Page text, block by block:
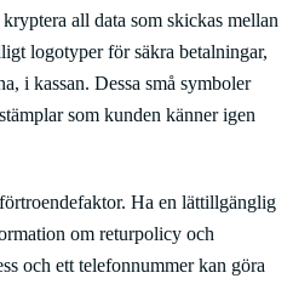
all data som skickas mellan
logotyper för säkra betalningar,
i kassan. Dessa små symboler
som kunden känner igen
Ha en lättillgänglig
om returpolicy och
och ett telefonnummer kan göra